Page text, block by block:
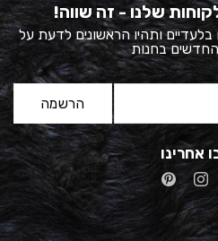
שלנו - זה שווה!
ותהיו הראשונים לדעת על
בחנות
אחרינו